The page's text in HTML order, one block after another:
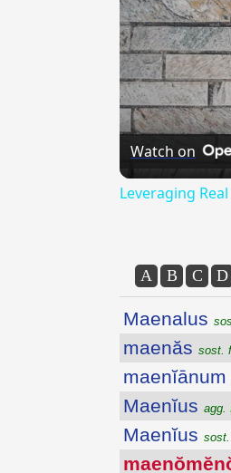
Watch on
Leveraging
A B C D
Maenalus
maenăs sost.
maenĭānum
Maenĭus agg.
Maenĭus